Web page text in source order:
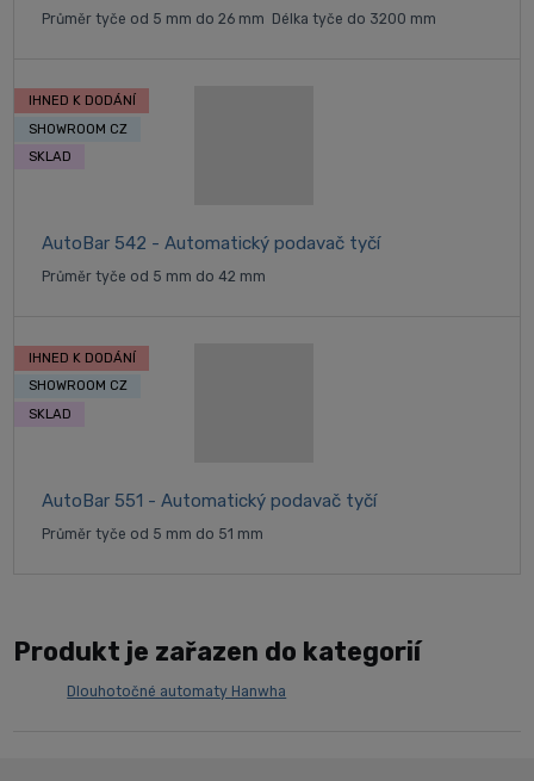
Průměr tyče od 5 mm do 26 mm Délka tyče do 3200 mm
AutoBar 542 - Automatický podavač tyčí
Průměr tyče od 5 mm do 42 mm
IHNED K DODÁNÍ
SHOWROOM CZ
SKLAD
AutoBar 551 - Automatický podavač tyčí
Průměr tyče od 5 mm do 51 mm
IHNED K DODÁNÍ
SHOWROOM CZ
SKLAD
Produkt je zařazen do kategorií
Dlouhotočné automaty Hanwha